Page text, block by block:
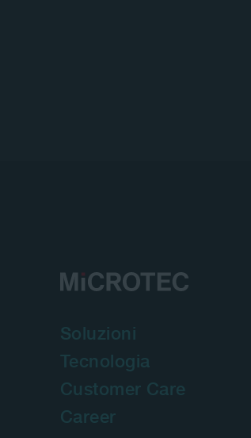
Soluzioni
Tecnologia
Customer Care
Career